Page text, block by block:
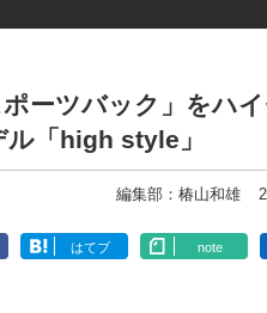
ーツバック」をハ
「high style」
編集部：椿山和雄
はてブ note